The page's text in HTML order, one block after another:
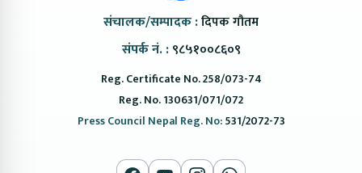
संचालक/सम्पादक :दिपक गौतम
संपर्क नं. : ९८५१००८६०९
Reg. Certificate No. 258/073-74
Reg. No. 130631/071/072
Press Council Nepal Reg. No:531/2072-73